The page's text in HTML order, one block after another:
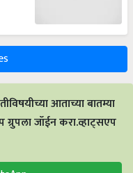
आताच्या बातम्या
जॉईन करा.व्हाट्सएप